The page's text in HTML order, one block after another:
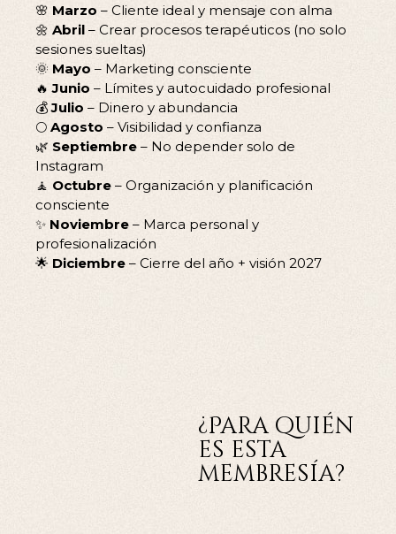
🌸 Marzo – Cliente ideal y mensaje con alma
🌼 Abril – Crear procesos terapéuticos (no solo
sesiones sueltas)
🌞 Mayo – Marketing consciente
🔥Junio – Límites y autocuidado profesional
💰Julio – Dinero y abundancia
🌕 Agosto – Visibilidad y confianza
🌿 Septiembre – No depender solo de
Instagram
🧘 Octubre – Organización y planificación
consciente
✨ Noviembre – Marca personal y
profesionalización
🌟 Diciembre – Cierre del año + visión 2027
¿Para quién
es esta
membresía?